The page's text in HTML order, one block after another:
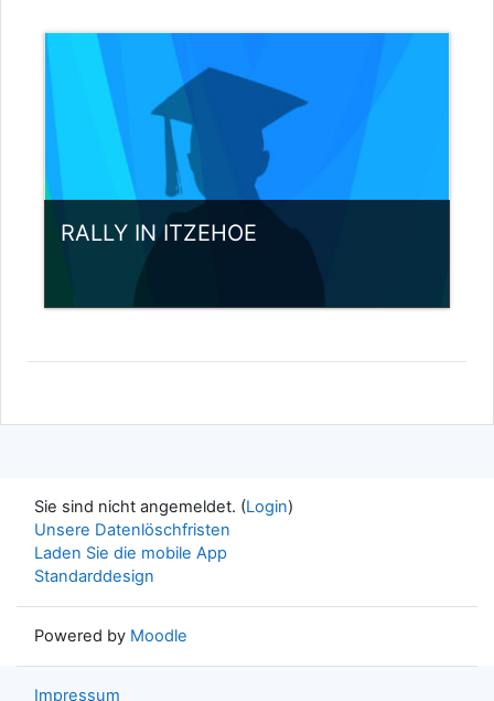
RALLY IN ITZEHOE
Kurs ansehen
Sie sind nicht angemeldet. (Login)
Unsere Datenlöschfristen
Laden Sie die mobile App
Standarddesign
Powered by Moodle
Impressum